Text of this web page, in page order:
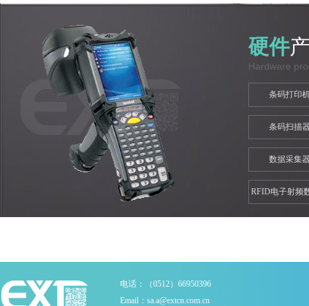
硬件
Hardware
条码打印
条码扫描
数据采集
RFID电子射频
电话：（0512）66950396
Email：sa.a@extcn.com.cn